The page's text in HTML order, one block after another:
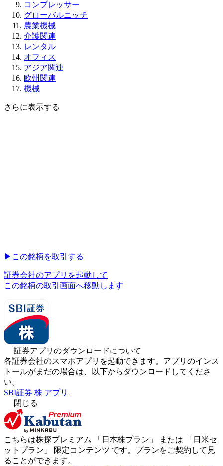
コンプレッサー
グローバルニッチ
農業機械
介護関連
レンタル
オフィス
アジア関連
欧州関連
機械
さらに表示する
▶︎ この銘柄を取引する
証券会社のアプリを起動して
この銘柄の取引画面へ移動します
証券アプリのダウンロードについて
各証券会社のスマホアプリを起動できます。アプリのインス
トールがまだの場合は、以下からダウンロードしてくださ
い。
SBI証券 株 アプリ
閉じる
こちらは株探プレミアム 「 日本株プラン 」 または 「 日米セ
ットプラン 」 限定コンテンツ です。プランをご契約して見
ることができます。